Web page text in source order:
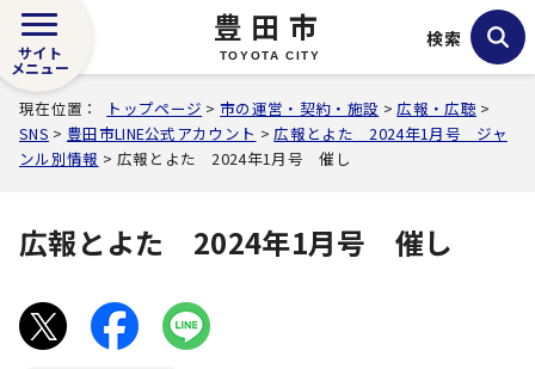
豊田市
TOYOTA CITY
サイト
メニュー
検索
現在位置： トップページ >市の運営・契約・施設 >広報・広聴 >
SNS > 豊田市LINE公式アカウント >広報とよた 2024年1月号 ジャ
ンル別情報 > 広報とよた 2024年1月号 催し
広報とよた 2024年1月号 催し